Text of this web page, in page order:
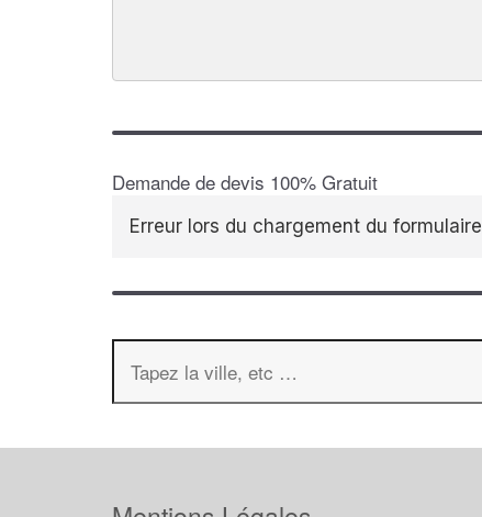
Demande de devis 100% Gratuit
Erreur lors du chargement du formulaire